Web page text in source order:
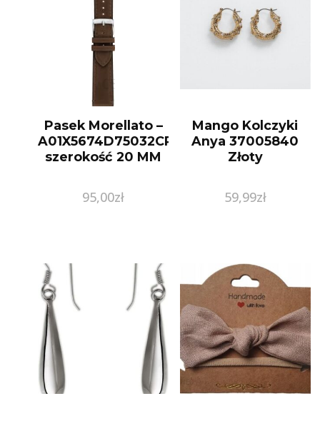
Pasek Morellato –
A01X5674D75032CR20
szerokość 20 MM
95,00zł
Mango Kolczyki
Anya 37005840
Złoty
59,99zł